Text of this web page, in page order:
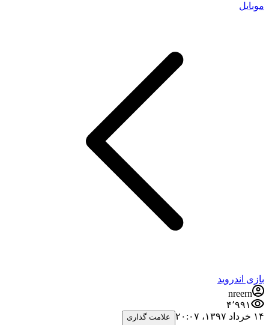
موبایل
بازی اندروید
nreern
۴٬۹۹۱
۱۴ خرداد ۱۳۹۷،‏ ۲۰:۰۷
علامت گذاری